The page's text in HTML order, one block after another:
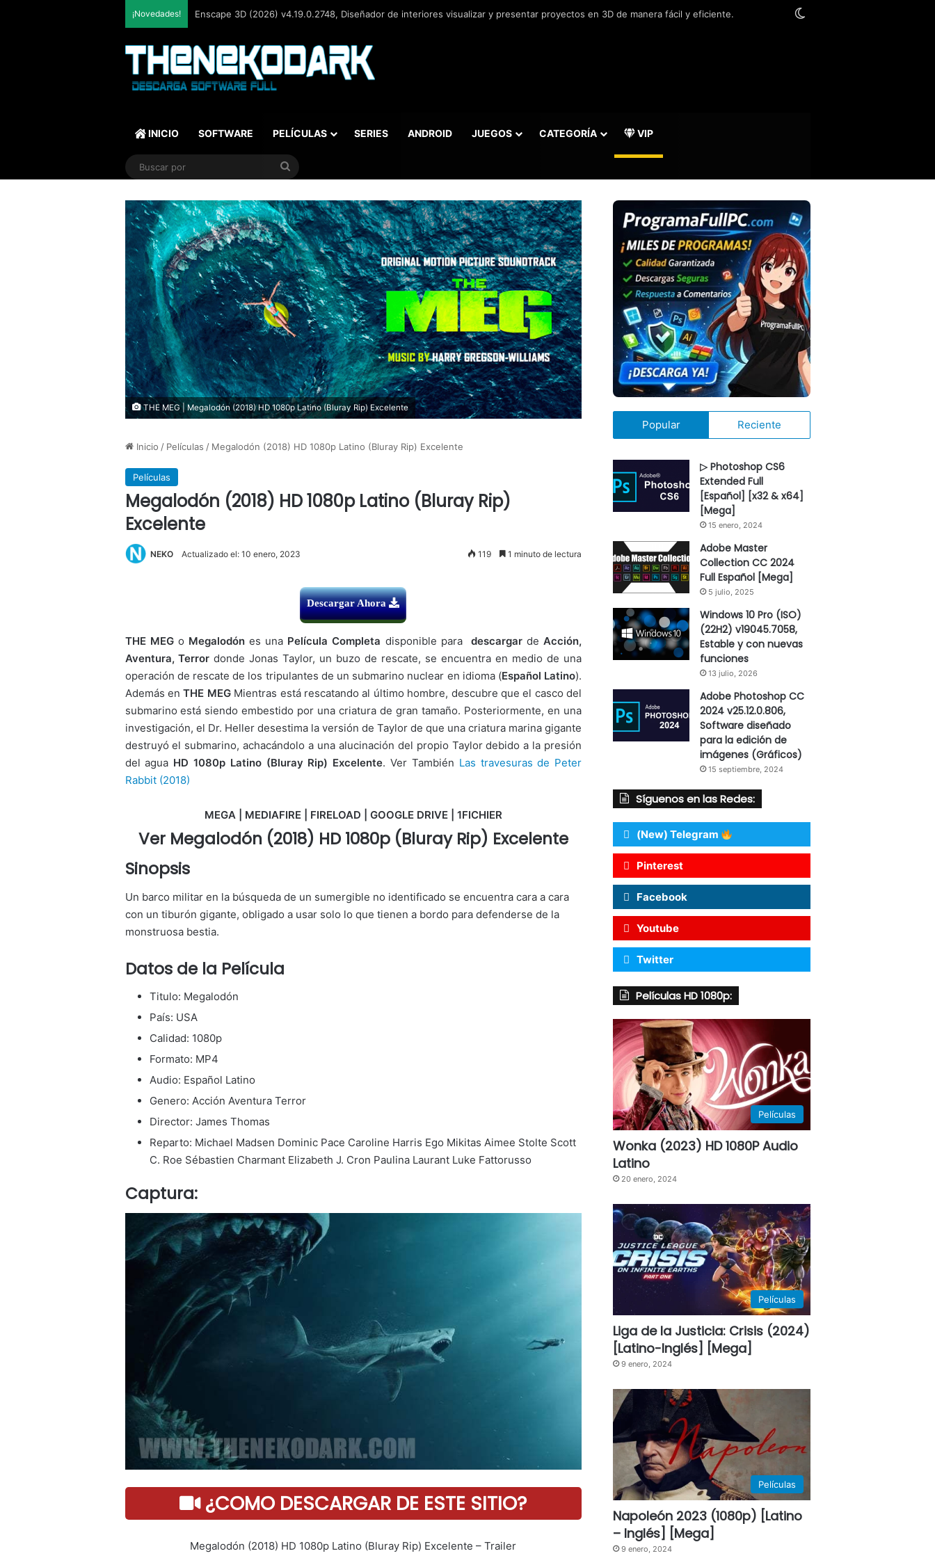
¡Novedades! Enscape 3D (2026) v4.19.0.2748, Diseñador de interiores visualizar y presentar proyectos en 3D de manera fácil y eficiente.
INICIO SOFTWARE PELÍCULAS SERIES ANDROID JUEGOS CATEGORÍA VIP
Buscar
THE MEG | Megalodón (2018) HD 1080p Latino (Bluray Rip) Excelente
Inicio / Películas / Megalodón (2018) HD 1080p Latino (Bluray Rip) Excelente
Películas
Megalodón (2018) HD 1080p Latino (Bluray Rip)
Excelente
NEKO Actualizado el: 10 enero, 2023 119 1 minuto de lectura
Descargar Ahora
THE MEGo Megalodónes una PelículaCompleta disponible para descargardeAcción,
Aventura, Terrordonde Jonas Taylor, un buzo de rescate, se encuentra en medio de una
operación de rescate de los tripulantes de un submarino nuclear en idioma (Español Latino).
Además enTHE MEG Mientras está rescatando al último hombre, descubre que el casco del
submarino está siendo embestido por una criatura de gran tamaño. Posteriormente, en una
investigación, el Dr. Heller desestima la versión de Taylor de que una criatura marina gigante
destruyó el submarino, achacándolo a una alucinación del propio Taylor debido a la presión
del agua HD 1080p Latino (Bluray Rip) Excelente. Ver También Las travesuras de Peter
Rabbit (2018)
MEGA | MEDIAFIRE | FIRELOAD | GOOGLE DRIVE | 1FICHIER
Ver Megalodón (2018) HD 1080p (Bluray Rip) Excelente
Sinopsis
Un barco militar en la búsqueda de un sumergible no identificado se encuentra cara a cara
con un tiburón gigante, obligado a usar solo lo que tienen a bordo para defenderse de la
monstruosa bestia.
Datos de la Película
Titulo: Megalodón
País: USA
Calidad: 1080p
Formato: MP4
Audio: Español Latino
Genero: Acción Aventura Terror
Director: James Thomas
Reparto: Michael Madsen Dominic Pace Caroline Harris Ego Mikitas Aimee Stolte Scott
C. Roe Sébastien Charmant Elizabeth J. Cron Paulina Laurant Luke Fattorusso
Captura:
¿COMO DESCARGAR DE ESTE SITIO?
Megalodón (2018) HD 1080p Latino (Bluray Rip) Excelente – Trailer
Popular Reciente
▷ Photoshop CS6
Extended Full
[Español] [x32 & x64]
[Mega]
15 enero, 2024
Adobe Master
Collection CC 2024
Full Español [Mega]
5 julio, 2025
Windows 10 Pro (ISO)
(22H2) v19045.7058,
Estable y con nuevas
funciones
13 julio, 2026
Adobe Photoshop CC
2024 v25.12.0.806,
Software diseñado
para la edición de
imágenes (Gráficos)
15 septiembre, 2024
Síguenos en las Redes:
(New) Telegram
Pinterest
Facebook
Youtube
Twitter
Películas HD 1080p:
Películas
Wonka (2023) HD 1080P Audio
Latino
20 enero, 2024
Películas
Liga de la Justicia: Crisis (2024)
[Latino-Inglés] [Mega]
9 enero, 2024
Películas
Napoleón 2023 (1080p) [Latino
– Inglés] [Mega]
9 enero, 2024